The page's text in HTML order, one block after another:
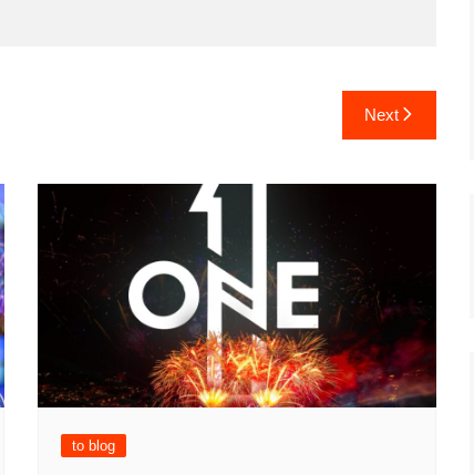
Next
to blog